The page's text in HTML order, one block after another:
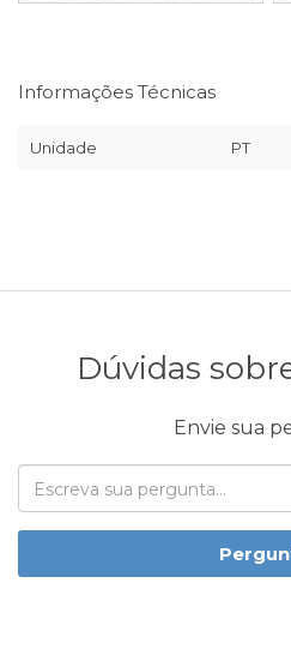
Informações Técnicas
Unidade PT
Dúvidas
Envie sua